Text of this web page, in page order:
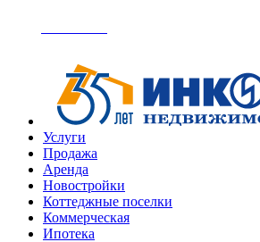
Услуги
Продажа
Аренда
Новостройки
Коттеджные поселки
Коммерческая
Ипотека